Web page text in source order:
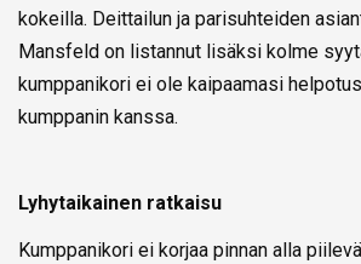
kokeilla. Deittailun ja parisuhteiden
Mansfeld on listannut lisäksi kolme
kumppanikori ei ole kaipaamasi
kumppanin kanssa.
Lyhytaikainen ratkaisu
Kumppanikori ei korjaa pinnan alla